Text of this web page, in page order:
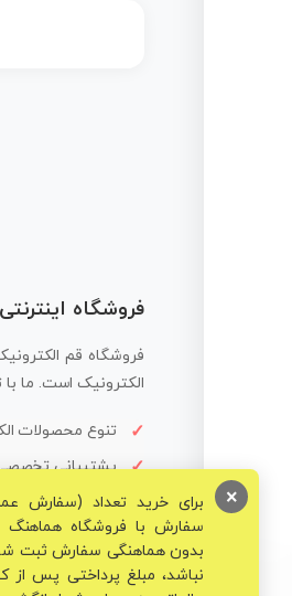
فروشگاه
فروشگاه قم
الکترونیک است. ما
تنوع محصولات
پشتیبانی
© تمامی حقوق برای فروشگاه
برای خرید تعداد (سفارش
سفارش با فروشگاه هماهنگ
بدون هماهنگی سفارش ثبت
نباشد، مبلغ پرداختی پس از
×